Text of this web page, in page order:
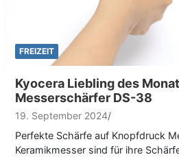
FREIZEIT
Kyocera Liebling des
Messerschärfer DS-38
19. September 2024
Perfekte Schärfe auf Knopfdruck
Keramikmesser sind für ihre